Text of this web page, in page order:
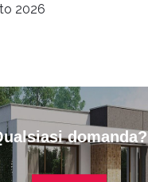
2026
domanda?